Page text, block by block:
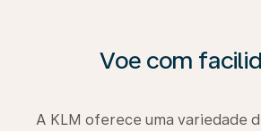
Voe com
A KLM oferece uma variedade